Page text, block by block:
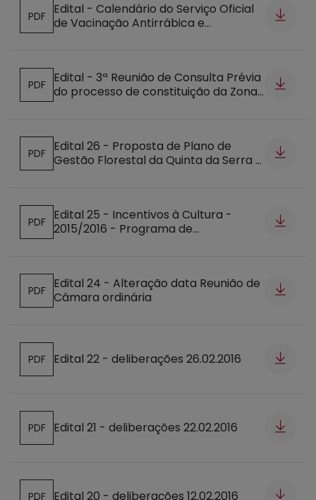
Abre num novo separador
PDF
Edital - Calendário do Serviço Oficial
de Vacinação Antirrábica e
Abre num novo separador
PDF
Edital - 3ª Reunião de Consulta Prévia
do processo de constituição da Zona
Abre num novo separador
PDF
Edital 26 - Proposta de Plano de
Gestão Florestal da Quinta da Serra -
Abre num novo separador
PDF
Edital 25 - Incentivos à Cultura -
2015/2016 - Programa de
Abre num novo separador
PDF
Edital 24 - Alteração data Reunião de
Câmara ordinária
Abre num novo separador
PDF Edital 22 - deliberações 26.02.2016
Abre num novo separador
PDF Edital 21 - deliberações 22.02.2016
PDF Edital 20 - deliberações 12.02.2016